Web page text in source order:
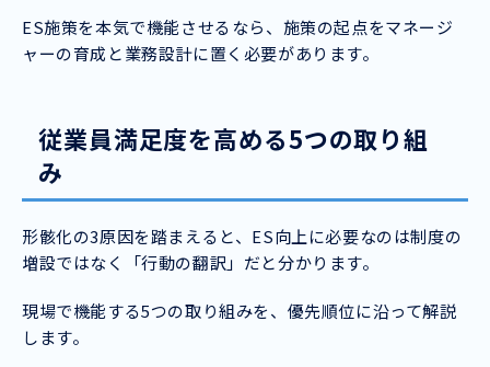
ES施策を本気で機能させるなら、施策の起点をマネージ
ャーの育成と業務設計に置く必要があります。
従業員満足度を高める5つの取り組
み
形骸化の3原因を踏まえると、ES向上に必要なのは制度の
増設ではなく「行動の翻訳」だと分かります。
現場で機能する5つの取り組みを、優先順位に沿って解説
します。